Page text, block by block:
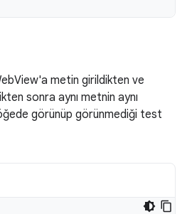
metin girildikten ve
sonra aynı metnin aynı
görünüp görünmediği test